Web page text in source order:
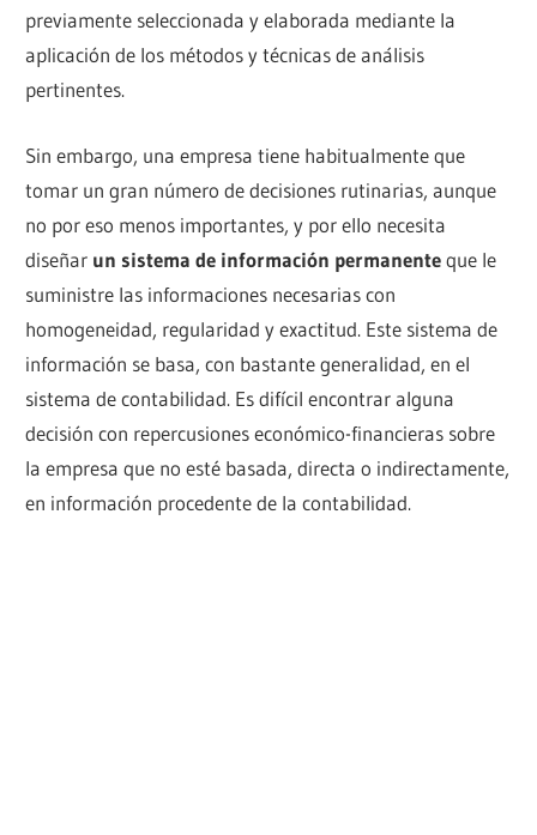
previamente seleccionada y elaborada mediante la
aplicación de los métodos y técnicas de análisis
pertinentes.
Sin embargo, una empresa tiene habitualmente que
tomar un gran número de decisiones rutinarias, aunque
no por eso menos importantes, y por ello necesita
diseñar un sistema de información permanenteque le
suministre las informaciones necesarias con
homogeneidad, regularidad y exactitud. Este sistema de
información se basa, con bastante generalidad, en el
sistema de contabilidad. Es difícil encontrar alguna
decisión con repercusiones económico-financieras sobre
la empresa que no esté basada, directa o indirectamente,
en información procedente de la contabilidad.